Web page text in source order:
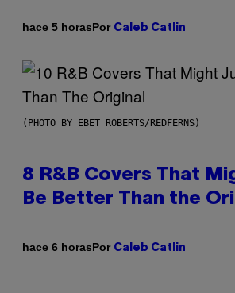
hace 5 horasPor Caleb Catlin
(PHOTO BY EBET ROBERTS/REDFERNS)
8 R&B Covers That
Be Better Than the
hace 6 horasPor Caleb Catlin